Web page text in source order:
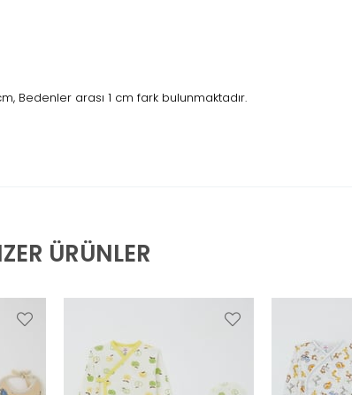
Bedenler arası 1 cm fark bulunmaktadır.
ÜRÜNLER